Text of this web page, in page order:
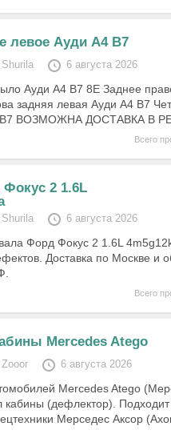
левое Ауди А4 В7
Shurila 6 августа 2026
Ауди А4 В7 8Е Заднее
задняя левая Ауди А4 В7
В7 ВОЗМОЖНА ДОСТАВКА В
Всего
2 1.6L
Shurila 6 августа 2026
Форд Фокус 2 1.6L
Доставка по Москве и
Всего
Mercedes Atego
Zooor 6 августа 2026
Mercedes Atego
кабины (дефлектор).
Мерседес Аксор